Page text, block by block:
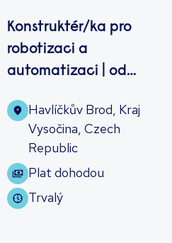
Konstruktér/ka pro
robotizaci a
automatizaci | od
realizaci
Havlíčkův Brod, Kraj
Vysočina, Czech
Republic
Plat dohodou
Trvalý